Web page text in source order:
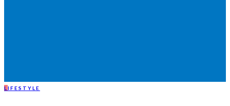
L IFESTYLE